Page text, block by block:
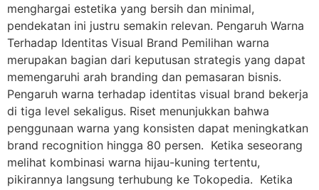
menghargai estetika yang bersih dan minimal,
pendekatan ini justru semakin relevan. Pengaruh Warna
Terhadap Identitas Visual Brand Pemilihan warna
merupakan bagian dari keputusan strategis yang dapat
memengaruhi arah branding dan pemasaran bisnis.
Pengaruh warna terhadap identitas visual brand bekerja
di tiga level sekaligus. Riset menunjukkan bahwa
penggunaan warna yang konsisten dapat meningkatkan
brand recognition hingga 80 persen. Ketika seseorang
melihat kombinasi warna hijau-kuning tertentu,
pikirannya langsung terhubung ke Tokopedia. Ketika